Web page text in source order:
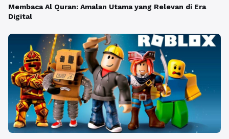
Membaca Al Quran: Amalan Utama yang Relevan di Era
Digital